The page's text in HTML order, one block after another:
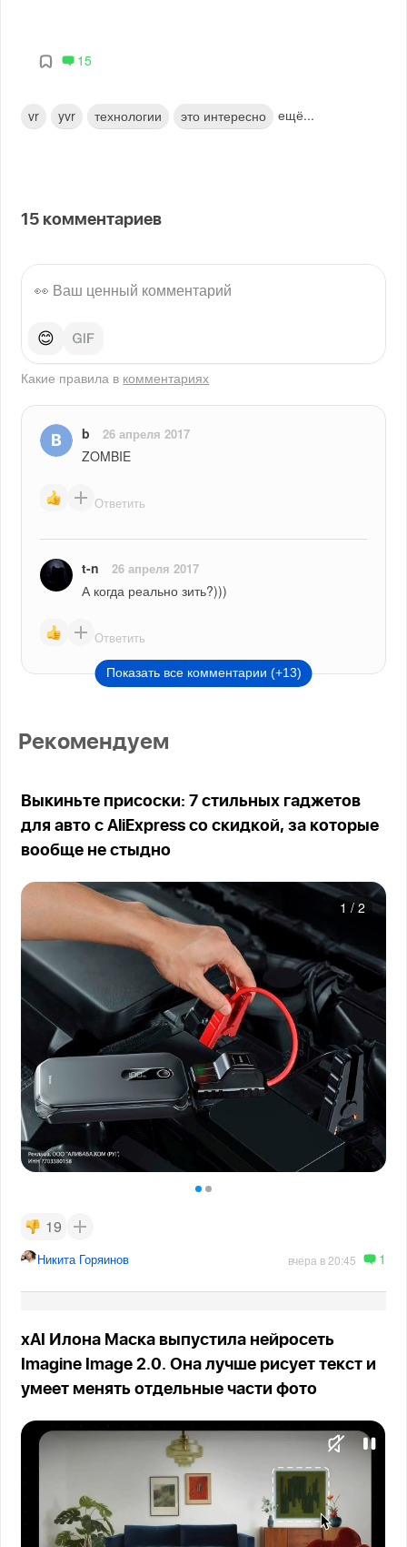
15
vr yvr технологии это интересно ещё...
15 комментариев
😊
Какие правила в комментариях
b 26 апреля 2017
ZOMBIE
Ответить
t-n 26 апреля 2017
А когда реально зить?)))
Ответить
Показать все комментарии (+13)
Рекомендуем
Выкиньте присоски: 7 стильных гаджетов
для авто с AliExpress со скидкой, за которые
вообще не стыдно
1 / 2
19
Никита Горяинов вчера в 20:45 1
xAI Илона Маска выпустила нейросеть
Imagine Image 2.0. Она лучше рисует текст и
умеет менять отдельные части фото